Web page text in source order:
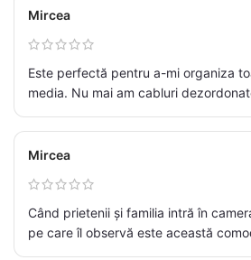
Mircea
Este perfectă pentru a-mi organiza
media. Nu mai am cabluri
Mircea
Când prietenii și familia intră în
pe care îl observă este această